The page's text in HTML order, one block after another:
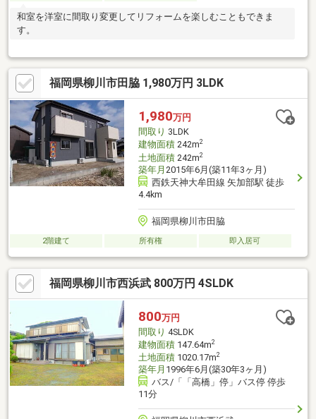
和室を洋室に間取り変更してリフォームを楽しむこともできま
す。
福岡県柳川市田脇 1,980万円 3LDK
1,980万円
間取り 3LDK
建物面積242m2
土地面積242m2
築年月 2015年6月(築11年3ヶ月)
西鉄天神大牟田線 矢加部駅 徒歩
4.4km
福岡県柳川市田脇
2階建て 所有権 即入居可
福岡県柳川市西浜武 800万円 4SLDK
800万円
間取り 4SLDK
建物面積147.64m2
土地面積1020.17m2
築年月 1996年6月(築30年3ヶ月)
バス/「「高橋」停」バス停 停歩
11分